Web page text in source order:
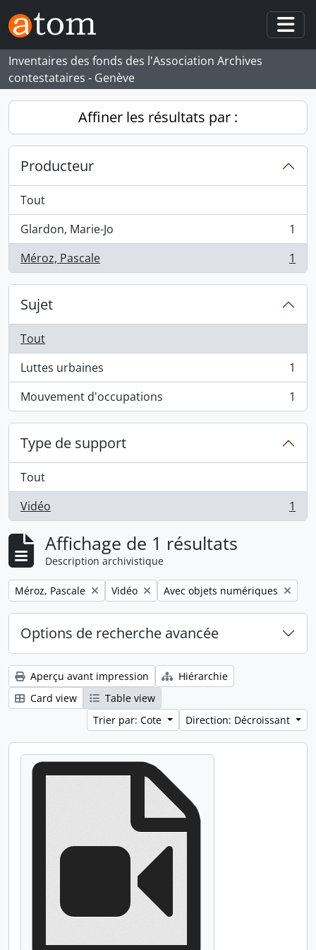
Skip to main content
Inventaires des fonds des l'Association Archives
contestataires - Genève
Affiner les résultats par :
Producteur
Tout
Glardon, Marie-Jo
, 1 résultats
1
Méroz, Pascale
, 1 résultats 1
Sujet
Tout
Luttes urbaines
, 1 résultats
1
Mouvement d'occupations
, 1 résultats 1
Type de support
Tout
Vidéo
, 1 résultats 1
Affichage de 1 résultats
Description archivistique
Remove filter:
Méroz, Pascale Remove filter:
Vidéo Remove filter:
Avec objets numériques
Options de recherche avancée
Aperçu avant impression
Hiérarchie
Card view
Table view
Trier par: Cote
Direction: Décroissant